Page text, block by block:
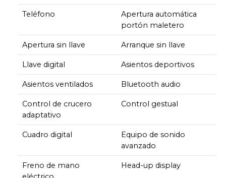
Teléfono
Apertura automática
portón maletero
Apertura sin llave Arranque sin llave
Llave digital Asientos deportivos
Asientos ventilados Bluetooth audio
Control de crucero
adaptativo
Control gestual
Cuadro digital
Equipo de sonido
avanzado
Freno de mano
Head-up display